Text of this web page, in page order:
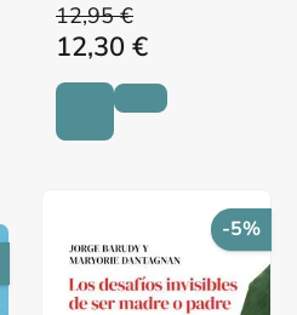
12,95 €
12,30 €
-5%